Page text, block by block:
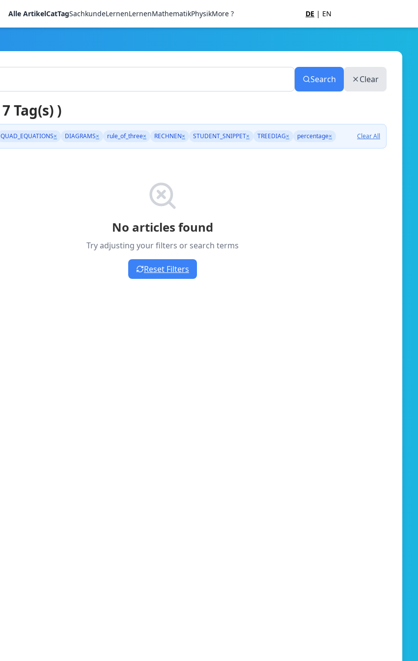
Alle ArtikelCatTagSachkundeLernenLernenMathematikPhysikMore ? DE | EN
Search Clear
Tag(s) )
QUAD_EQUATIONS× DIAGRAMS× rule_of_three× RECHNEN× STUDENT_SNIPPET× TREEDIAG× percentage× Clear All
No articles found
Try adjusting your filters or search terms
Reset Filters